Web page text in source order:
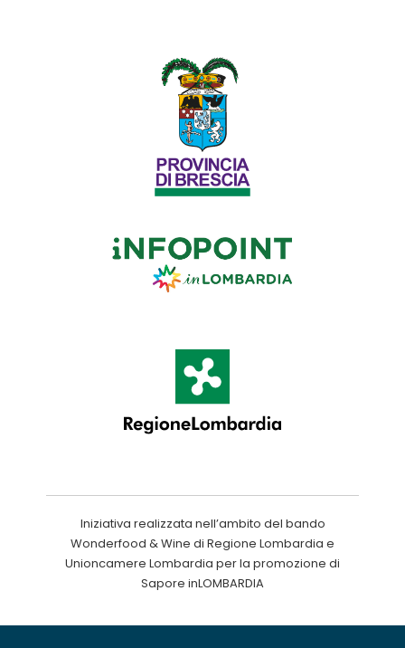
Iniziativa realizzata nell’ambito del bando
Wonderfood & Wine di Regione Lombardia e
Unioncamere Lombardia per la promozione di
Sapore inLOMBARDIA